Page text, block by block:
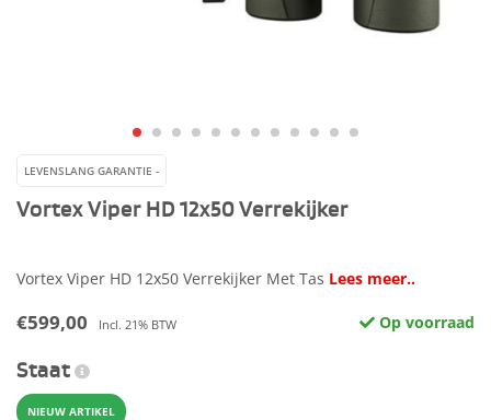
LEVENSLANG GARANTIE -
Vortex Viper HD 12x50 Verrekijker
Vortex Viper HD 12x50 Verrekijker Met Tas Lees meer..
€599,00 Incl. 21% BTW Op voorraad
Staat
NIEUW ARTIKEL